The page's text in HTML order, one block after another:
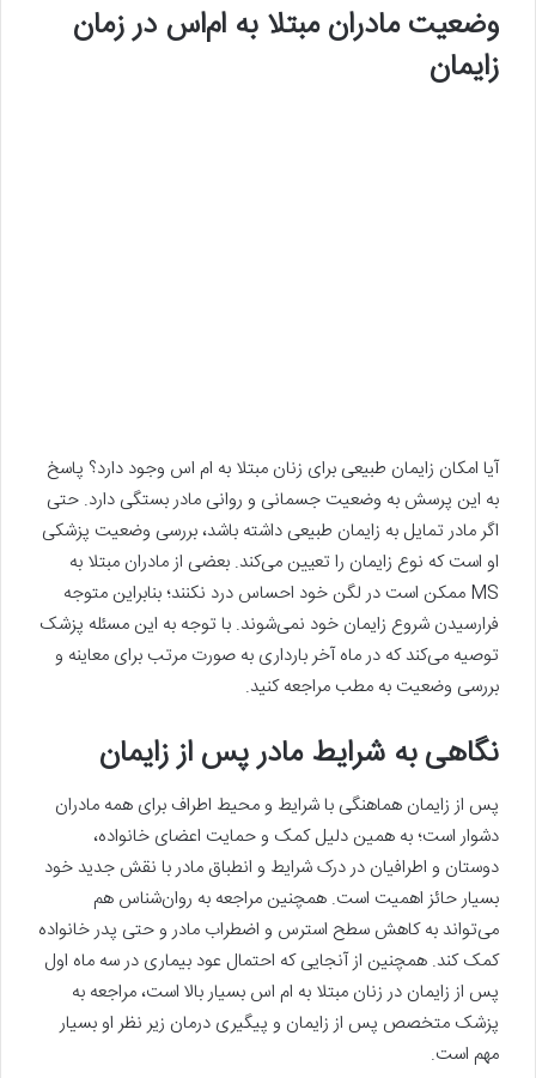
وضعیت مادران مبتلا به ام‌اس در زمان
زایمان
آیا امکان زایمان طبیعی برای زنان مبتلا به ام اس وجود دارد؟ پاسخ
به این پرسش به وضعیت جسمانی و روانی مادر بستگی دارد. حتی
اگر مادر تمایل به زایمان طبیعی داشته باشد، بررسی وضعیت پزشکی
او است که نوع زایمان را تعیین می‌کند. بعضی از مادران مبتلا به
MS ممکن است در لگن خود احساس درد نکنند؛ بنابراین متوجه
فرارسیدن شروع زایمان خود نمی‌شوند. با توجه به این مسئله پزشک
توصیه می‌کند که در ماه آخر بارداری به صورت مرتب برای معاینه و
بررسی وضعیت به مطب مراجعه کنید.
نگاهی به شرایط مادر پس از زایمان
پس از زایمان هماهنگی با شرایط و محیط اطراف برای همه مادران
دشوار است؛ به همین دلیل کمک و حمایت اعضای خانواده،
دوستان و اطرافیان در درک شرایط و انطباق مادر با نقش جدید خود
بسیار حائز اهمیت است. همچنین مراجعه به روان‌شناس هم
می‌تواند به کاهش سطح استرس و اضطراب مادر و حتی پدر خانواده
کمک کند. همچنین از آنجایی که احتمال عود بیماری در سه ماه اول
پس از زایمان در زنان مبتلا به ام اس بسیار بالا است، مراجعه به
پزشک متخصص پس از زایمان و پیگیری درمان زیر نظر او بسیار
مهم است.